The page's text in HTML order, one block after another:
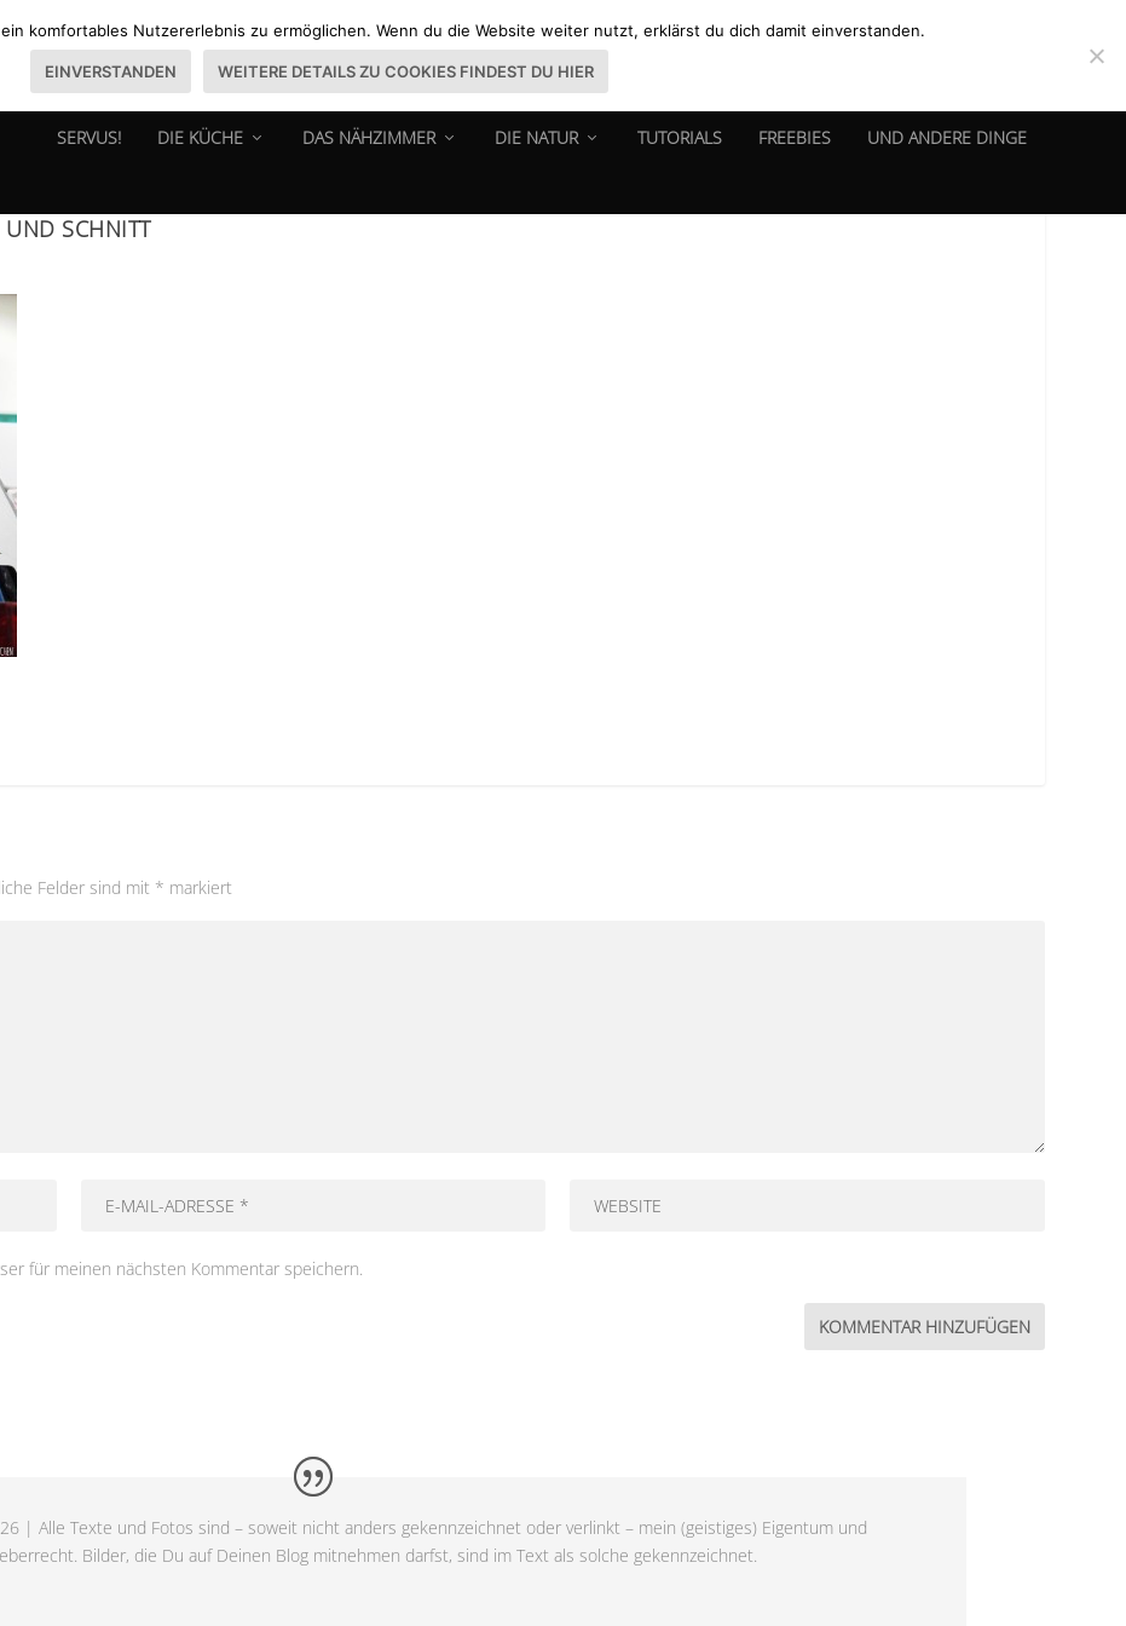
SERVUS! DIE KÜCHE DAS NÄHZIMMER DIE NATUR TUTORIALS FREEBIES UND ANDERE DINGE
SCHNITT
Felder sind mit * markiert
für meinen nächsten Kommentar speichern.
| Alle Texte und Fotos sind – soweit nicht anders gekennzeichnet oder verlinkt – mein (geistiges) Eigentum und
Bilder, die Du auf Deinen Blog mitnehmen darfst, sind im Text als solche gekennzeichnet.
komfortables Nutzererlebnis zu ermöglichen. Wenn du die Website weiter nutzt, erklärst du dich damit einverstanden.
EINVERSTANDEN WEITERE DETAILS ZU COOKIES FINDEST DU HIER